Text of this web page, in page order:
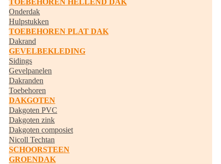
TOEBEHOREN HELLEND DAK
Onderdak
Hulpstukken
TOEBEHOREN PLAT DAK
Dakrand
GEVELBEKLEDING
Sidings
Gevelpanelen
Dakranden
Toebehoren
DAKGOTEN
Dakgoten PVC
Dakgoten zink
Dakgoten composiet
Nicoll Techtan
SCHOORSTEEN
GROENDAK